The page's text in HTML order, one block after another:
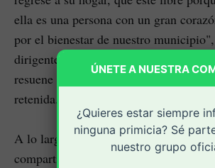
ella es una persona con un gran
por el bienestar de nuestro
dirigentes sociales, enfatizando el
resuene hasta llegar a los oídos de
retenida.
A lo largo de la velatón, los
compartieron su angustia, sino que
ÚNETE A NUESTRA
¿Quieres estar siempre
ninguna primicia? Sé
nuestro grupo